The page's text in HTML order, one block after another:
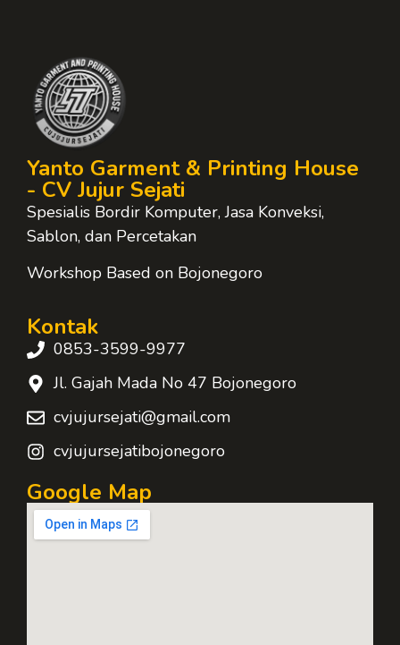
Yanto Garment & Printing House
- CV Jujur Sejati
Spesialis Bordir Komputer, Jasa Konveksi,
Sablon, dan Percetakan
Workshop Based on Bojonegoro
Kontak
0853-3599-9977
Jl. Gajah Mada No 47 Bojonegoro
cvjujursejati@gmail.com
cvjujursejatibojonegoro
Google Map